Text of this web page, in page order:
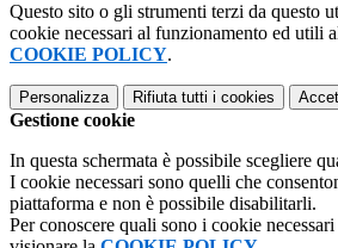
Questo sito o gli strumenti terzi da questo
cookie necessari al funzionamento ed utili
COOKIE POLICY.
Personalizza Rifiuta tutti i cookies
Gestione cookie
In questa schermata è possibile scegliere
I cookie necessari sono quelli che
piattaforma e non è possibile disabilitarli.
Per conoscere quali sono i cookie